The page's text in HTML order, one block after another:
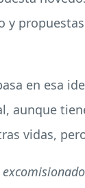
en esa
aunque
vidas,